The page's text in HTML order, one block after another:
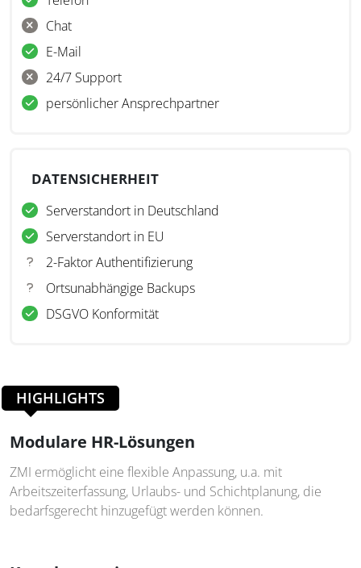
Chat
E-Mail
24/7 Support
persönlicher Ansprechpartner
DATENSICHERHEIT
Serverstandort in Deutschland
Serverstandort in EU
2-Faktor Authentifizierung
Ortsunabhängige Backups
DSGVO Konformität
HIGHLIGHTS
Modulare HR-Lösungen
ZMI ermöglicht eine flexible Anpassung, u.a. mit
Arbeitszeiterfassung, Urlaubs- und Schichtplanung, die
bedarfsgerecht hinzugefügt werden können.